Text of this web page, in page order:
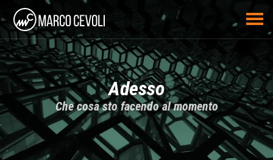
Adesso
Che cosa sto facendo al momento